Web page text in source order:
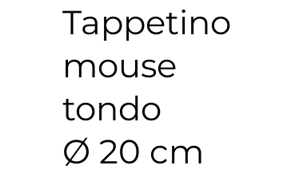
Tappetino
mouse
tondo
Ø 20 cm